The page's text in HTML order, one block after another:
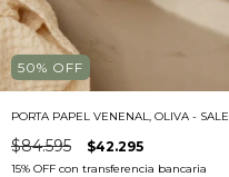
50% OFF
PORTA PAPEL VENENAL, OLIVA - SALE
$84.595 $42.295